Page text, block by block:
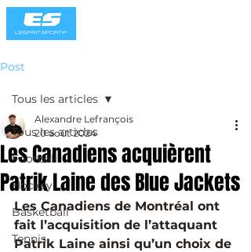
Post
Tous les articles
Football
Hockey
Basketball
Tennis
Tous les articles
Les Canadiens acquièrent
Patrik Laine des Blue Jackets
Alexandre Lefrançois
20 août 2024
Les Canadiens de Montréal ont
fait l’acquisition de l’attaquant
Patrik Laine ainsi qu’un choix de